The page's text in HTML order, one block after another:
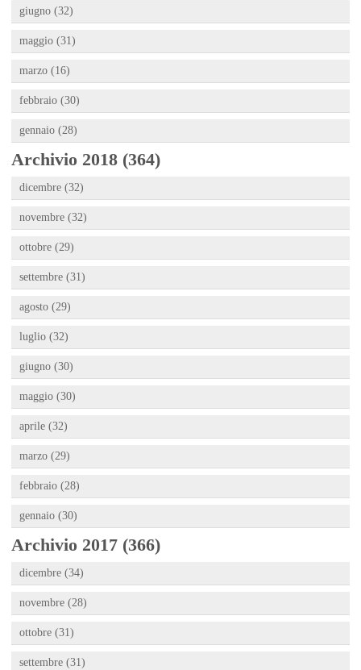
giugno (32)
maggio (31)
marzo (16)
febbraio (30)
gennaio (28)
Archivio 2018 (364)
dicembre (32)
novembre (32)
ottobre (29)
settembre (31)
agosto (29)
luglio (32)
giugno (30)
maggio (30)
aprile (32)
marzo (29)
febbraio (28)
gennaio (30)
Archivio 2017 (366)
dicembre (34)
novembre (28)
ottobre (31)
settembre (31)